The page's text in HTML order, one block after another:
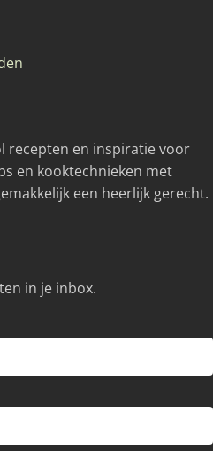
recepten en inspiratie voor
en kooktechnieken met
een heerlijk gerecht.
in je inbox.